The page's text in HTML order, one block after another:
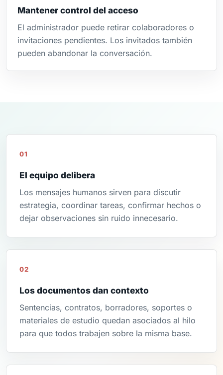
Mantener control del acceso
El administrador puede retirar colaboradores o
invitaciones pendientes. Los invitados también
pueden abandonar la conversación.
01
El equipo delibera
Los mensajes humanos sirven para discutir
estrategia, coordinar tareas, confirmar hechos o
dejar observaciones sin ruido innecesario.
02
Los documentos dan contexto
Sentencias, contratos, borradores, soportes o
materiales de estudio quedan asociados al hilo
para que todos trabajen sobre la misma base.